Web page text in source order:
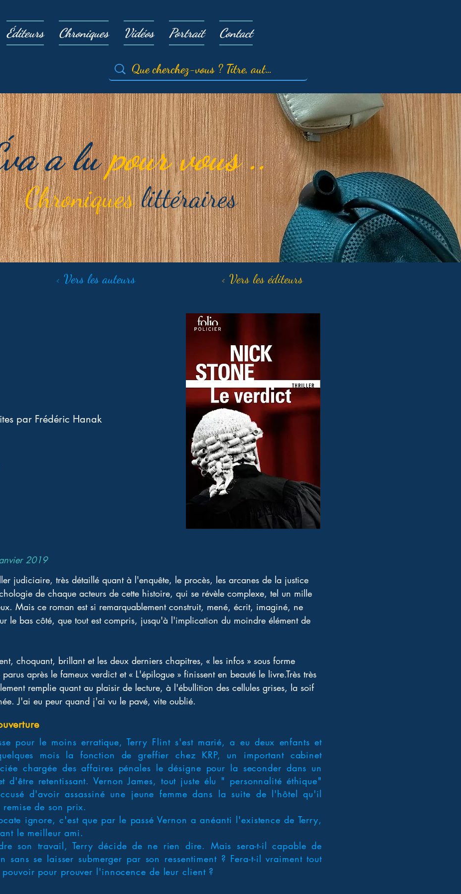
Éditeurs Chroniques Vidéos Portrait Contact
a lupour vous ..
Chroniqueslittéraires
par Frédéric Hanak
2019
judiciaire, très détaillé quant à l'enquête, le procès, les arcanes de la justice
de chaque acteurs de cette histoire, qui se révèle complexe, tel un mille
Mais ce roman est si remarquablement construit, mené, écrit, imaginé, ne
le bas côté, que tout est compris, jusqu'à l'implication du moindre élément de
choquant, brillant et les deux derniers chapitres, « les infos » sous forme
après le fameux verdict et « L'épilogue » finissent en beauté le livre.Très très
remplie quant au plaisir de lecture, à l'ébullition des cellules grises, la soif
J'ai eu peur quand j'ai vu le pavé, vite oublié.
pour le moins erratique, Terry Flint s'est marié, a eu deux enfants et
mois la fonction de greffier chez KRP, un important cabinet
chargée des affaires pénales le désigne pour la seconder dans un
d'être retentissant. Vernon James, tout juste élu " personnalité éthique"
d'avoir assassiné une jeune femme dans la suite de l'hôtel qu'il
de son prix.
ignore, c'est que par le passé Vernon a anéanti l'existence de Terry,
le meilleur ami.
son travail, Terry décide de ne rien dire. Mais sera-t-il capable de
sans se laisser submerger par son ressentiment ? Fera-t-il vraiment tout
pour prouver l'innocence de leur client ?
< Vers les auteurs < Vers les éditeurs